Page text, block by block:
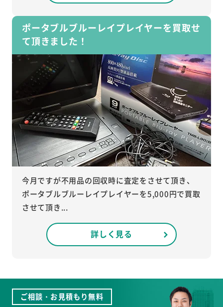
ポータブルブルーレイプレイヤーを買取せ
て頂きました！
今月ですが不用品の回収時に査定をさせて頂き、
ポータブルブルーレイプレイヤーを5,000円で買取
させて頂き...
詳しく見る
ご相談・お見積もり無料